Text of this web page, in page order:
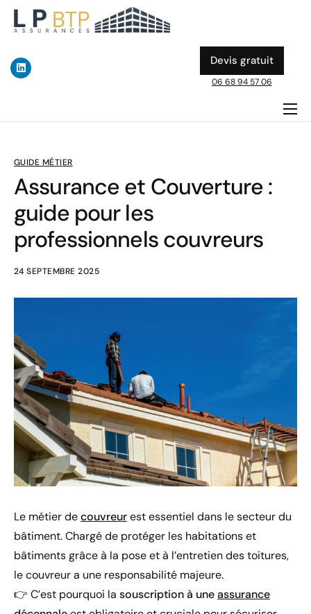
DOMMAGE OUVRAGE
A PROPOS
ACTUALITES & GUIDES BTP
Devis gratuit
06 68 94 57 06
GUIDE MÉTIER
Assurance et Couverture :
guide pour les
professionnels couvreurs
24 SEPTEMBRE 2025
Le métier decouvreurest essentiel dans le secteur du
bâtiment. Chargé de protéger les habitations et
bâtiments grâce à la pose et à l’entretien des toitures,
le couvreur a une responsabilité majeure.
👉 C’est pourquoi la souscription à uneassurance